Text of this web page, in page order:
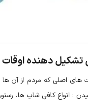
تشکیل دهنده
های اصلی که مردم از آن ها
: انواع کافی شاپ ها،